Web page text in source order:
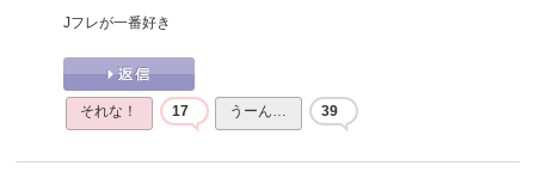
Jフレが一番好き
それな！ 17 うーん… 39